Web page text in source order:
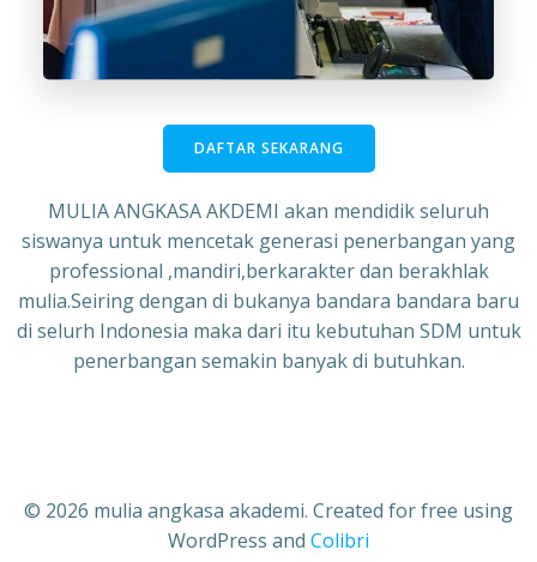
DAFTAR SEKARANG
MULIA ANGKASA AKDEMI akan mendidik seluruh
siswanya untuk mencetak generasi penerbangan yang
professional ,mandiri,berkarakter dan berakhlak
mulia.Seiring dengan di bukanya bandara bandara baru
di selurh Indonesia maka dari itu kebutuhan SDM untuk
penerbangan semakin banyak di butuhkan.
© 2026 mulia angkasa akademi. Created for free using
WordPress and Colibri